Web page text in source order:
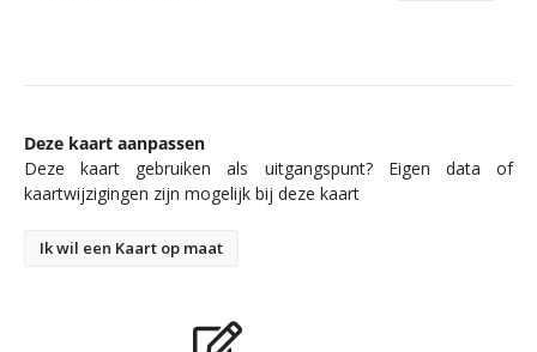
Deze kaart aanpassen
Deze kaart gebruiken als uitgangspunt? Eigen data of
kaartwijzigingen zijn mogelijk bij deze kaart
Ik wil een Kaart op maat